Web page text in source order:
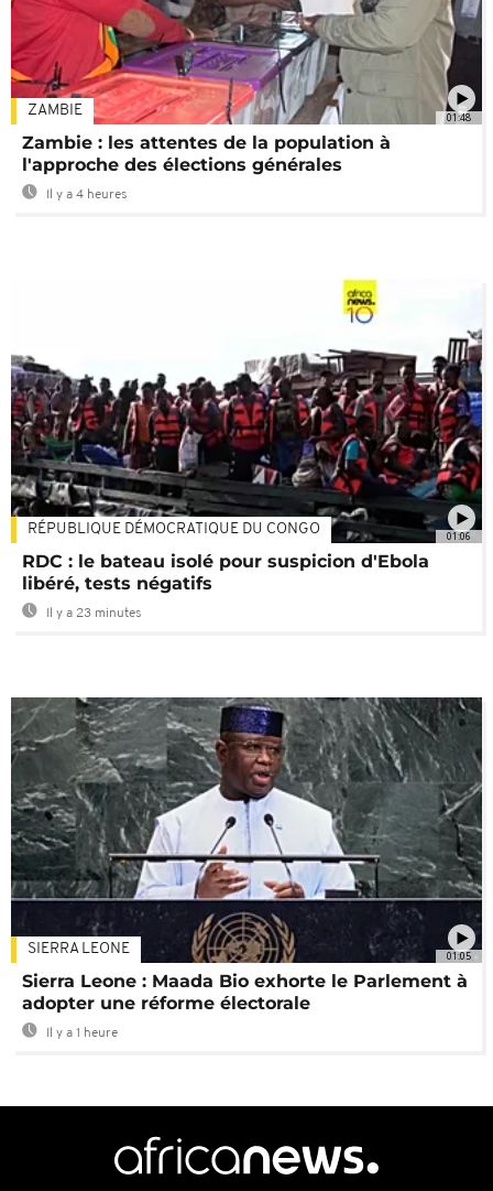
01:48
ZAMBIE
Zambie : les attentes de la population à
l'approche des élections générales
Il y a 4 heures
01:06
RÉPUBLIQUE DÉMOCRATIQUE DU CONGO
RDC : le bateau isolé pour suspicion d'Ebola
libéré, tests négatifs
Il y a 23 minutes
01:05
SIERRA LEONE
Sierra Leone : Maada Bio exhorte le Parlement à
adopter une réforme électorale
Il y a 1 heure